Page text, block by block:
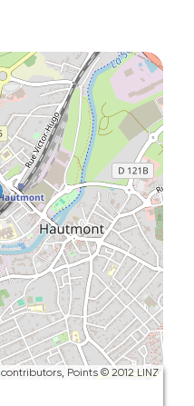
contributors, Points © 2012 LINZ